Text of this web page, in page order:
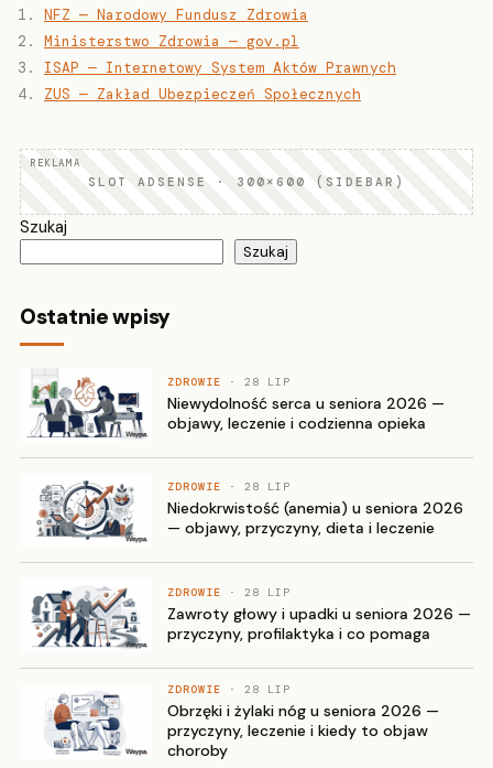
NFZ — Narodowy Fundusz Zdrowia
Ministerstwo Zdrowia — gov.pl
ISAP — Internetowy System Aktów Prawnych
ZUS — Zakład Ubezpieczeń Społecznych
SLOT ADSENSE · 300×600 (SIDEBAR)
Szukaj
Szukaj
Ostatnie wpisy
ZDROWIE · 28 LIP
Niewydolność serca u seniora 2026 —
objawy, leczenie i codzienna opieka
ZDROWIE · 28 LIP
Niedokrwistość (anemia) u seniora 2026
— objawy, przyczyny, dieta i leczenie
ZDROWIE · 28 LIP
Zawroty głowy i upadki u seniora 2026 —
przyczyny, profilaktyka i co pomaga
ZDROWIE · 28 LIP
Obrzęki i żylaki nóg u seniora 2026 —
przyczyny, leczenie i kiedy to objaw
choroby